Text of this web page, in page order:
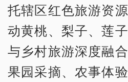
托辖区红色旅游资
动黄桃、梨子、莲
与乡村旅游深度融
果园采摘、农事体